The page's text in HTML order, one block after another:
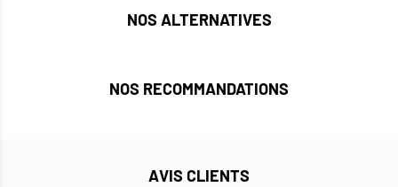
NOS ALTERNATIVES
NOS RECOMMANDATIONS
AVIS CLIENTS